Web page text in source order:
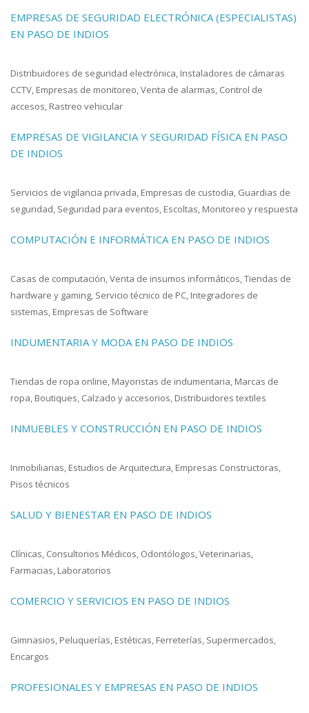
EMPRESAS DE SEGURIDAD ELECTRÓNICA (ESPECIALISTAS)
EN PASO DE INDIOS
Distribuidores de seguridad electrónica, Instaladores de cámaras
CCTV, Empresas de monitoreo, Venta de alarmas, Control de
accesos, Rastreo vehicular
EMPRESAS DE VIGILANCIA Y SEGURIDAD FÍSICA EN PASO
DE INDIOS
Servicios de vigilancia privada, Empresas de custodia, Guardias de
seguridad, Seguridad para eventos, Escoltas, Monitoreo y respuesta
COMPUTACIÓN E INFORMÁTICA EN PASO DE INDIOS
Casas de computación, Venta de insumos informáticos, Tiendas de
hardware y gaming, Servicio técnico de PC, Integradores de
sistemas, Empresas de Software
INDUMENTARIA Y MODA EN PASO DE INDIOS
Tiendas de ropa online, Mayoristas de indumentaria, Marcas de
ropa, Boutiques, Calzado y accesorios, Distribuidores textiles
INMUEBLES Y CONSTRUCCIÓN EN PASO DE INDIOS
Inmobiliarias, Estudios de Arquitectura, Empresas Constructoras,
Pisos técnicos
SALUD Y BIENESTAR EN PASO DE INDIOS
Clínicas, Consultorios Médicos, Odontólogos, Veterinarias,
Farmacias, Laboratorios
COMERCIO Y SERVICIOS EN PASO DE INDIOS
Gimnasios, Peluquerías, Estéticas, Ferreterías, Supermercados,
Encargos
PROFESIONALES Y EMPRESAS EN PASO DE INDIOS